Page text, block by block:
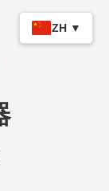
ZH ▼